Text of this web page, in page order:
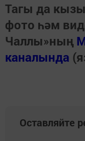
Тагы да
фото һәм
Чаллы»ның
каналында
Оставляйте